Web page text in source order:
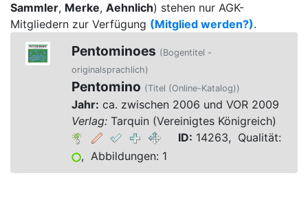
Sammler, Merke, Aehnlich) stehen nur AGK-
Mitgliedern zur Verfügung (Mitglied werden?).
Pentominoes (Bogentitel -
originalsprachlich)
Pentomino (Titel (Online-Katalog))
Jahr: ca. zwischen 2006 und VOR 2009
Verlag:Tarquin (Vereinigtes Königreich)
ID: 14263, Qualität:
, Abbildungen: 1